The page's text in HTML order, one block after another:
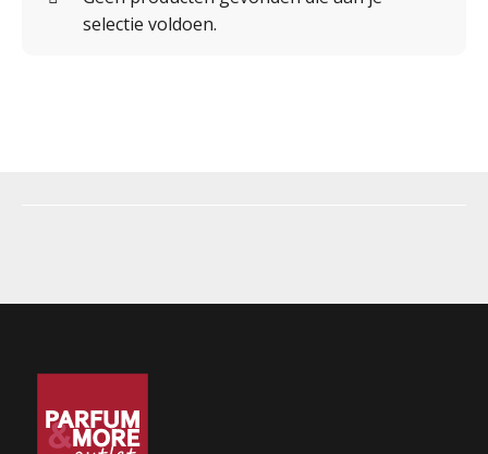
selectie voldoen.